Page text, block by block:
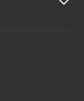
o wizycie.